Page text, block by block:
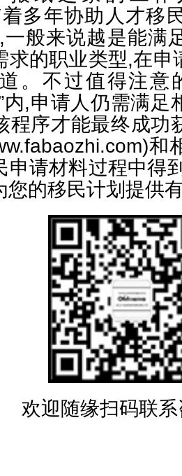
多年协助人才移
般来说越是能满
求的职业类型,在申
。不过值得注意
内,申请人仍需满
程序才能最终成功
和
申请材料过程中得
您的移民计划提供
欢迎随缘扫码联